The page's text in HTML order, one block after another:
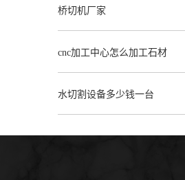
桥切机厂家
cnc加工中心怎么加工石材
水切割设备多少钱一台